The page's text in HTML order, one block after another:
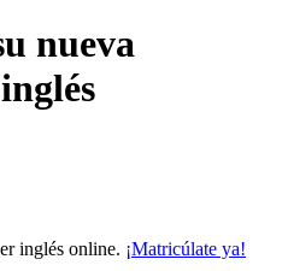
nueva
inglés online. ¡Matricúlate ya!